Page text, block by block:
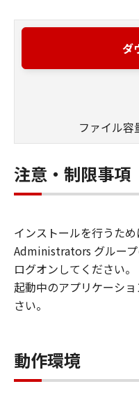
ダ
ファイル
注意・制限事項
インストールを行うた
Administrators グルー
ログオンしてください。
起動中のアプリケーシ
さい。
動作環境